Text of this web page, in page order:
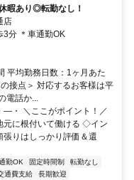
暇あり◎転勤なし！
店
3分 ＊車通勤OK
平均勤務日数：1ヶ月あた
接点＞ 対応するお客様は平
電話か...
＼ここがポイント！／
に根付いて働ける ◇イン
りはしっかり評価＆還
勤OK 固定時間制
転勤なし
通費支給
長期歓迎